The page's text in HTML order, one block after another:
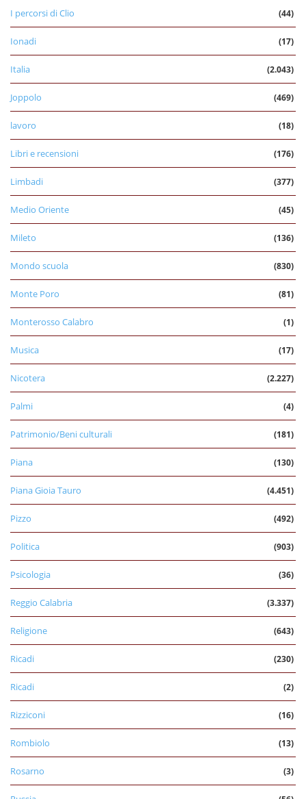
I percorsi di Clio (44)
Ionadi (17)
Italia (2.043)
Joppolo (469)
lavoro (18)
Libri e recensioni (176)
Limbadi (377)
Medio Oriente (45)
Mileto (136)
Mondo scuola (830)
Monte Poro (81)
Monterosso Calabro (1)
Musica (17)
Nicotera (2.227)
Palmi (4)
Patrimonio/Beni culturali (181)
Piana (130)
Piana Gioia Tauro (4.451)
Pizzo (492)
Politica (903)
Psicologia (36)
Reggio Calabria (3.337)
Religione (643)
Ricadi (230)
Ricadi (2)
Rizziconi (16)
Rombiolo (13)
Rosarno (3)